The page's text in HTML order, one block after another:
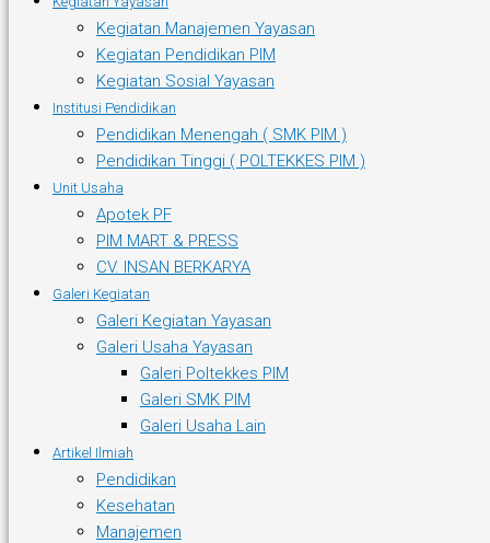
Kegiatan Manajemen Yayasan
Kegiatan Pendidikan PIM
Kegiatan Sosial Yayasan
Institusi Pendidikan
Pendidikan Menengah ( SMK PIM )
Pendidikan Tinggi ( POLTEKKES PIM )
Unit Usaha
Apotek PF
PIM MART & PRESS
CV. INSAN BERKARYA
Galeri Kegiatan
Galeri Kegiatan Yayasan
Galeri Usaha Yayasan
Galeri Poltekkes PIM
Galeri SMK PIM
Galeri Usaha Lain
Artikel Ilmiah
Pendidikan
Kesehatan
Manajemen